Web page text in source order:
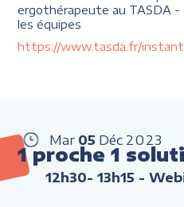
ergothérapeute au TASDA
les équipes
https://www.tasda.fr/
Mar 05 Déc 2023
1 proche 1
12h30- 13h15 -